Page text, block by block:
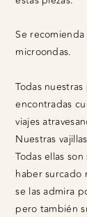
Se
microondas.
Todas
encontradas
viajes
Nuestras
Todas ellas
haber surcado
se las admira
pero también